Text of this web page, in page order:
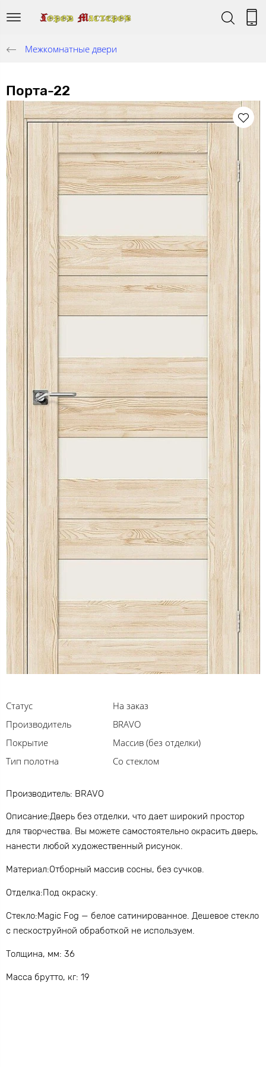
Межкомнатные двери
Порта-22
Статус
На заказ
Производитель
BRAVO
Покрытие
Массив (без отделки)
Тип полотна
Со стеклом
Производитель: BRAVO
Описание:Дверь без отделки, что дает широкий простор
для творчества. Вы можете самостоятельно окрасить дверь,
нанести любой художественный рисунок.
Материал:Отборный массив сосны, без сучков.
Отделка:Под окраску.
Стекло:Magic Fog — белое сатинированное. Дешевое стекло
с пескоструйной обработкой не используем.
Толщина, мм: 36
Масса брутто, кг: 19